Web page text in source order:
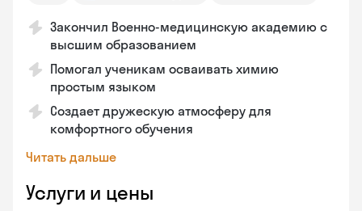
Закончил Военно-медицинскую академию с
высшим образованием
Помогал ученикам осваивать химию
простым языком
Создает дружескую атмосферу для
комфортного обучения
Читать дальше
Услуги и цены